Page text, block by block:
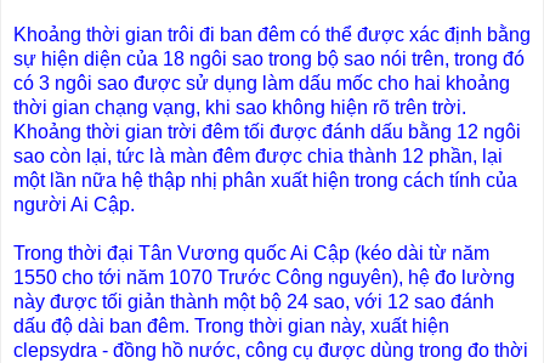
Khoảng thời gian trôi đi ban đêm có thể được xác định bằng
sự hiện diện của 18 ngôi sao trong bộ sao nói trên, trong đó
có 3 ngôi sao được sử dụng làm dấu mốc cho hai khoảng
thời gian chạng vạng, khi sao không hiện rõ trên trời.
Khoảng thời gian trời đêm tối được đánh dấu bằng 12 ngôi
sao còn lại, tức là màn đêm được chia thành 12 phần, lại
một lần nữa hệ thập nhị phân xuất hiện trong cách tính của
người Ai Cập.
Trong thời đại Tân Vương quốc Ai Cập (kéo dài từ năm
1550 cho tới năm 1070 Trước Công nguyên), hệ đo lường
này được tối giản thành một bộ 24 sao, với 12 sao đánh
dấu độ dài ban đêm. Trong thời gian này, xuất hiện
clepsydra - đồng hồ nước, công cụ được dùng trong đo thời